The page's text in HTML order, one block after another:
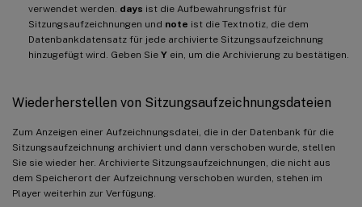
verwendet werden. days ist die Aufbewahrungsfrist für
Sitzungsaufzeichnungen und note ist die Textnotiz, die dem
Datenbankdatensatz für jede archivierte Sitzungsaufzeichnung
hinzugefügt wird. Geben Sie Y ein, um die Archivierung zu bestätigen.
Wiederherstellen von Sitzungsaufzeichnungsdateien
Zum Anzeigen einer Aufzeichnungsdatei, die in der Datenbank für die
Sitzungsaufzeichnung archiviert und dann verschoben wurde, stellen
Sie sie wieder her. Archivierte Sitzungsaufzeichnungen, die nicht aus
dem Speicherort der Aufzeichnung verschoben wurden, stehen im
Player weiterhin zur Verfügung.